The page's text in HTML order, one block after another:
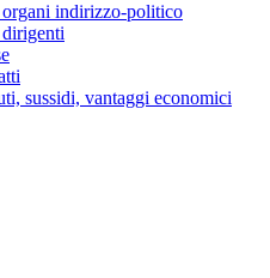
indirizzo-politico
sussidi, vantaggi economici